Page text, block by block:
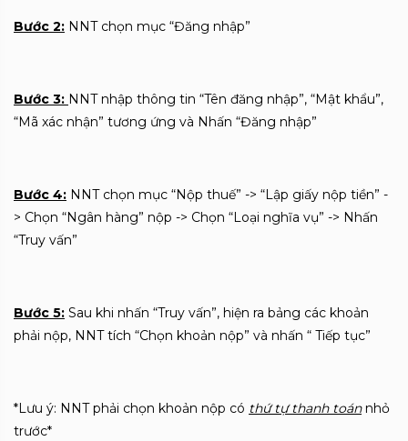
Bước 2: NNT chọn mục “Đăng nhập”
Bước 3: NNT nhập thông tin “Tên đăng nhập”, “Mật khẩu”,
“Mã xác nhận” tương ứng và Nhấn “Đăng nhập”
Bước 4: NNT chọn mục “Nộp thuế” -> “Lập giấy nộp tiền” -
> Chọn “Ngân hàng” nộp -> Chọn “Loại nghĩa vụ” -> Nhấn
“Truy vấn”
Bước 5: Sau khi nhấn “Truy vấn”, hiện ra bảng các khoản
phải nộp, NNT tích “Chọn khoản nộp” và nhấn “ Tiếp tục”
*Lưu ý: NNT phải chọn khoản nộp có thứ tự thanh toánnhỏ
trước*